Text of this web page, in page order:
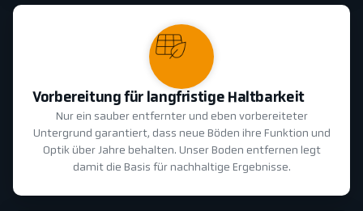
Vorbereitung für langfristige Haltbarkeit
Nur ein sauber entfernter und eben vorbereiteter
Untergrund garantiert, dass neue Böden ihre Funktion und
Optik über Jahre behalten. Unser Boden entfernen legt
damit die Basis für nachhaltige Ergebnisse.